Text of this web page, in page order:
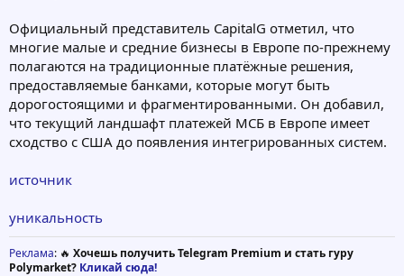
Официальный представитель CapitalG отметил, что
многие малые и средние бизнесы в Европе по-прежнему
полагаются на традиционные платёжные решения,
предоставляемые банками, которые могут быть
дорогостоящими и фрагментированными. Он добавил,
что текущий ландшафт платежей МСБ в Европе имеет
сходство с США до появления интегрированных систем.
источник
уникальность
Реклама: 🔥 Хочешь получить Telegram Premium и стать гуру
Polymarket? Кликай сюда!